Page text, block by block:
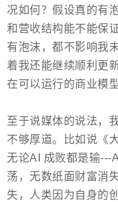
况如何？假设真的有
和营收结构能不能保
有泡沫，都不影响我
着我还能继续顺利更
在可以运行的商业模型
至于说媒体的说法，
不够厚道。比如说《
无论AI 成败都是输---
荡，无数纸面财富消
失，人类因为自身的